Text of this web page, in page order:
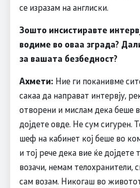
се изразам на англиски.
Зошто инсистиравте
водиме во оваа зграда?
за вашата безбедност?
Ахмети: Ние ги поканивме
сакаа да направат интервју,
отворени и мислам дека беше
дојдете овде. Не сум сигурен.
шеф на кабинет кој беше во
и тој рече дека вие ќе дојдете
возачи, немам телохранители,
сам возам. Никогаш во